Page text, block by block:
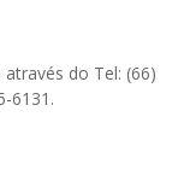
do Tel: (66)
6131.